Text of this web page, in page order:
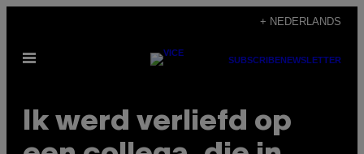
de
+ NEDERLANDS
Open
SUBSCRIBENEWSLETTER
Ik werd verliefd op